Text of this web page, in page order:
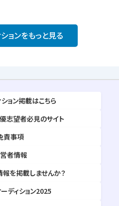
ョンをもっと見る
ョン掲載はこちら
志望者必見のサイト
責事項
者情報
報を掲載しませんか？
ディション2025